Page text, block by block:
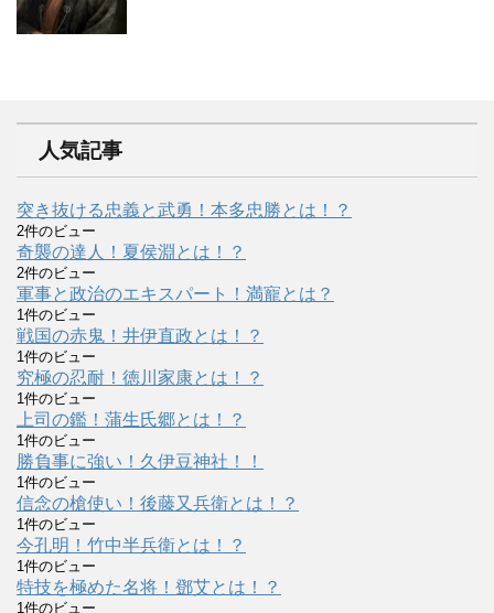
人気記事
突き抜ける忠義と武勇！本多忠勝とは！？
2件のビュー
奇襲の達人！夏侯淵とは！？
2件のビュー
軍事と政治のエキスパート！満寵とは？
1件のビュー
戦国の赤鬼！井伊直政とは！？
1件のビュー
究極の忍耐！徳川家康とは！？
1件のビュー
上司の鑑！蒲生氏郷とは！？
1件のビュー
勝負事に強い！久伊豆神社！！
1件のビュー
信念の槍使い！後藤又兵衛とは！？
1件のビュー
今孔明！竹中半兵衛とは！？
1件のビュー
特技を極めた名将！鄧艾とは！？
1件のビュー